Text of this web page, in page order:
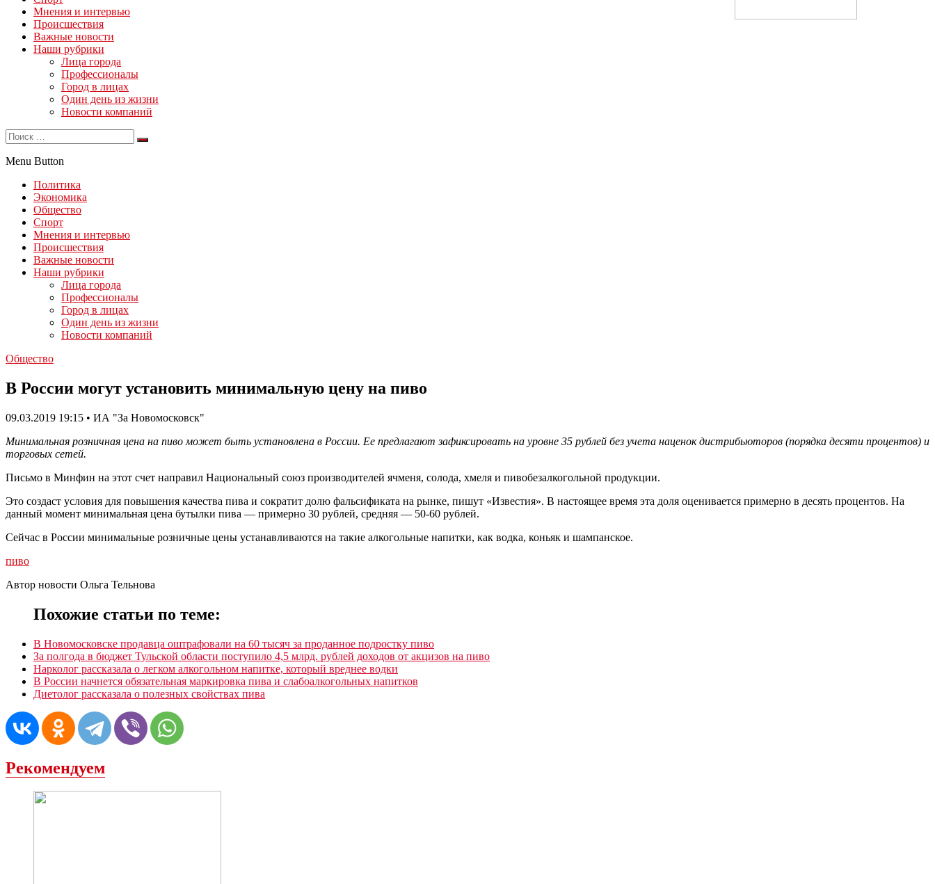
Мнения и интервью
Происшествия
Важные новости
Наши рубрики
Лица города
Профессионалы
Город в лицах
Один день из жизни
Новости компаний
Menu Button
Политика
Экономика
Общество
Спорт
Мнения и интервью
Происшествия
Важные новости
Наши рубрики
Лица города
Профессионалы
Город в лицах
Один день из жизни
Новости компаний
Общество
В России могут установить минимальную цену на пиво
09.03.2019 19:15 • ИА "За Новомосковск"
Минимальная розничная цена на пиво может быть установлена в России. Ее предлагают зафиксировать на уровне 35 рублей без учета наценок дистрибьюторов (порядка десяти процентов) и
торговых сетей.
Письмо в Минфин на этот счет направил Национальный союз производителей ячменя, солода, хмеля и пивобезалкогольной продукции.
Это создаст условия для повышения качества пива и сократит долю фальсификата на рынке, пишут «Известия». В настоящее время эта доля оценивается примерно в десять процентов. На
данный момент минимальная цена бутылки пива — примерно 30 рублей, средняя — 50-60 рублей.
Сейчас в России минимальные розничные цены устанавливаются на такие алкогольные напитки, как водка, коньяк и шампанское.
пиво
Автор новости Ольга Тельнова
Похожие статьи по теме:
В Новомосковске продавца оштрафовали на 60 тысяч за проданное подростку пиво
За полгода в бюджет Тульской области поступило 4,5 млрд. рублей доходов от акцизов на пиво
Нарколог рассказала о легком алкогольном напитке, который вреднее водки
В России начнется обязательная маркировка пива и слабоалкогольных напитков
Диетолог рассказала о полезных свойствах пива
Рекомендуем